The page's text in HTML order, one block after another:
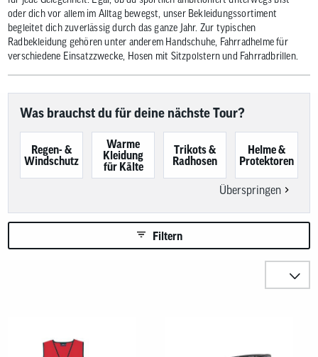
Drücke
um
Benutzer
von
und
oder dich vor allem im Alltag bewegst, unser Bekleidungssortiment
begleitet dich zuverlässig durch das ganze Jahr. Zur typischen
Radbekleidung gehören unter anderem Handschuhe, Fahrradhelme für
verschiedene Einsatzzwecke, Hosen mit Sitzpolstern und Fahrradbrillen.
Was brauchst du für deine nächste Tour?
Regen- &
Windschutz
Warme
Kleidung
für Kälte
Trikots &
Radhosen
Helme &
Protektoren
Überspringen
Filtern